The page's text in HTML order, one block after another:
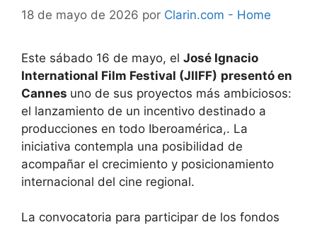
18 de mayo de 2026 por Clarin.com - Home
Este sábado 16 de mayo, el José Ignacio
International Film Festival (JIIFF) presentó en
Cannes uno de sus proyectos más ambiciosos:
el lanzamiento de un incentivo destinado a
producciones en todo Iberoamérica,. La
iniciativa contempla una posibilidad de
acompañar el crecimiento y posicionamiento
internacional del cine regional.
La convocatoria para participar de los fondos